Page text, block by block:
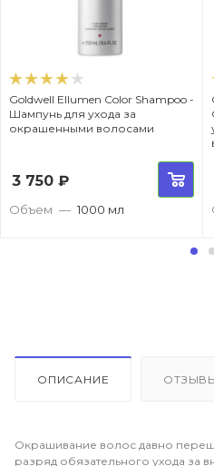
Goldwell Ellumen Color Shampoo -
Шампунь для ухода за
окрашенными волосами
3 750 ₽
Объем — 1000 мл
ОПИСАНИЕ
Окрашивание волос давно
разряд обязательного ухода за